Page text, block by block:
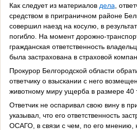
Как следует из материалов дела ,
средством в приграничном районе
совершил наезд на косулю, в
погибло. На момент дорожно-
гражданская ответственность
была застрахована в страховой
Прокурор Белгородской области
ответчику о взыскании с него
животному миру ущерба в размере 40
Ответчик не оспаривал свою вину в
указывал, что его ответственность
ОСАГО, в связи с чем, по его мнению,